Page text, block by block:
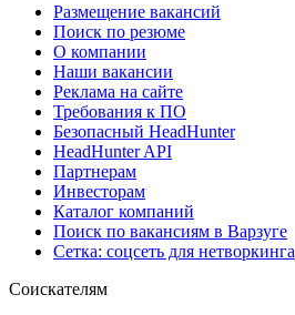
Размещение вакансий
Поиск по резюме
О компании
Наши вакансии
Реклама на сайте
Требования к ПО
Безопасный HeadHunter
HeadHunter API
Партнерам
Инвесторам
Каталог компаний
Поиск по вакансиям в Варзуге
Сетка: соцсеть для нетворкинга
Соискателям